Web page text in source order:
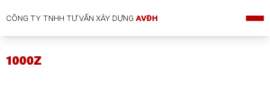
CÔNG TY TNHH TƯ VẤN XÂY DỰNGAVĐH
1000Z